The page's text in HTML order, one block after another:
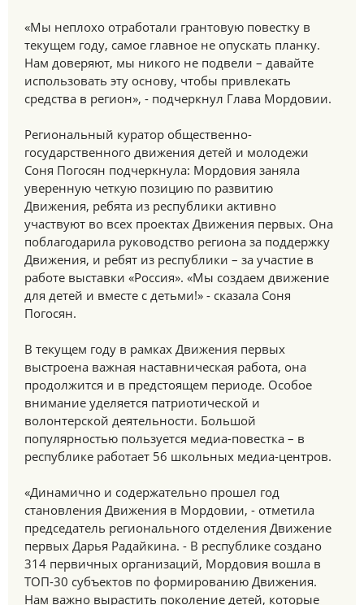
«Мы неплохо отработали грантовую повестку в
текущем году, самое главное не опускать планку.
Нам доверяют, мы никого не подвели – давайте
использовать эту основу, чтобы привлекать
средства в регион», - подчеркнул Глава Мордовии.
Региональный куратор общественно-
государственного движения детей и молодежи
Соня Погосян подчеркнула: Мордовия заняла
уверенную четкую позицию по развитию
Движения, ребята из республики активно
участвуют во всех проектах Движения первых. Она
поблагодарила руководство региона за поддержку
Движения, и ребят из республики – за участие в
работе выставки «Россия». «Мы создаем движение
для детей и вместе с детьми!» - сказала Соня
Погосян.
В текущем году в рамках Движения первых
выстроена важная наставническая работа, она
продолжится и в предстоящем периоде. Особое
внимание уделяется патриотической и
волонтерской деятельности. Большой
популярностью пользуется медиа-повестка – в
республике работает 56 школьных медиа-центров.
«Динамично и содержательно прошел год
становления Движения в Мордовии, - отметила
председатель регионального отделения Движение
первых Дарья Радайкина. - В республике создано
314 первичных организаций, Мордовия вошла в
ТОП-30 субъектов по формированию Движения.
Нам важно вырастить поколение детей, которые